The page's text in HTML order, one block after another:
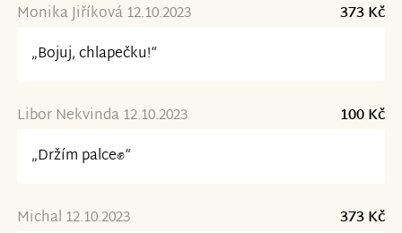
Monika Jiříková 12.10.2023
373 Kč
„Bojuj, chlapečku!“
Libor Nekvinda 12.10.2023
100 Kč
„Držím palce✊“
Michal 12.10.2023
373 Kč